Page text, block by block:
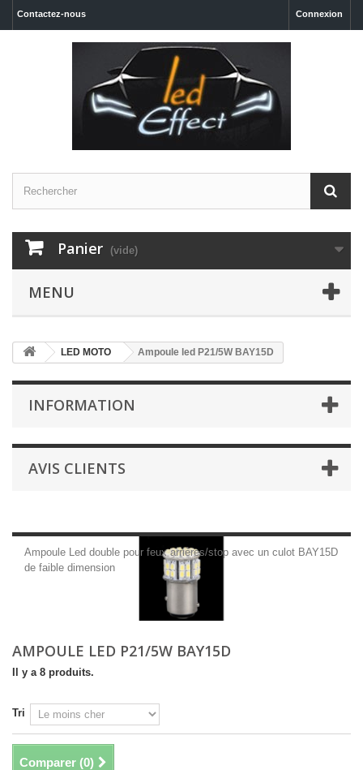
Connexion
Contactez-nous
Panier (vide)
MENU
LED MOTO Ampoule led P21/5W BAY15D
INFORMATION
AVIS CLIENTS
Ampoule Led double pour feux arrières/stop avec un culot BAY15D
de faible dimension
AMPOULE LED P21/5W BAY15D
Il y a 8 produits.
Tri
Comparer (0)